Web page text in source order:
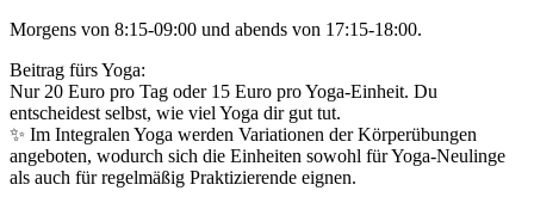
Morgens von 8:15-09:00 und abends von 17:15-18:00.
Beitrag fürs Yoga:
Nur 20 Euro pro Tag oder 15 Euro pro Yoga-Einheit. Du
entscheidest selbst, wie viel Yoga dir gut tut.
✨ Im Integralen Yoga werden Variationen der Körperübungen
angeboten, wodurch sich die Einheiten sowohl für Yoga-Neulinge
als auch für regelmäßig Praktizierende eignen.